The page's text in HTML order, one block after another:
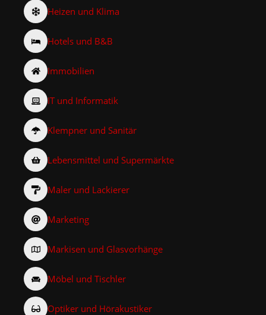
Heizen und Klima
Hotels und B&B
Immobilien
IT und Informatik
Klempner und Sanitär
Lebensmittel und Supermärkte
Maler und Lackierer
Marketing
Markisen und Glasvorhänge
Möbel und Tischler
Optiker und Hörakustiker